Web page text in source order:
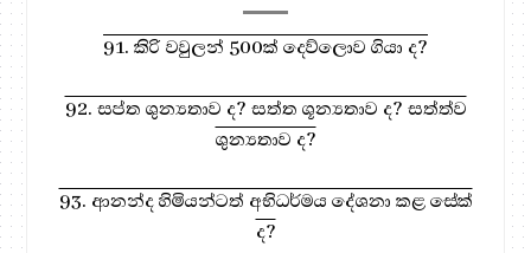
91. කිරි වවුලන් 500ක් දෙව්ලොව ගියා ද?
92. සප්ත ශුන්‍යතාව ද? සත්ත ශූන්‍යතාව ද? සත්ත්ව
ශුන්‍යතාව ද?
93. ආනන්ද හිමියන්ටත් අභිධර්මය දේශනා කළ සේක්
ද?